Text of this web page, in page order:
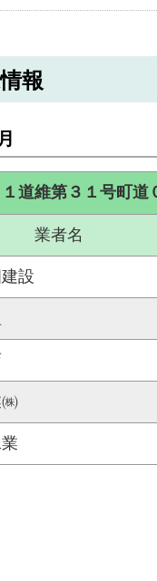
報
道維第３１号町
業者名
設